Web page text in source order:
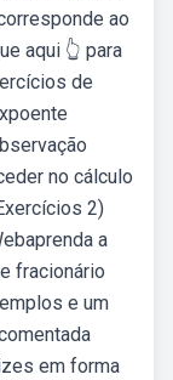
ao
aqui 👆 para
de
no cálculo
2)
a
fracionário
e um
em forma